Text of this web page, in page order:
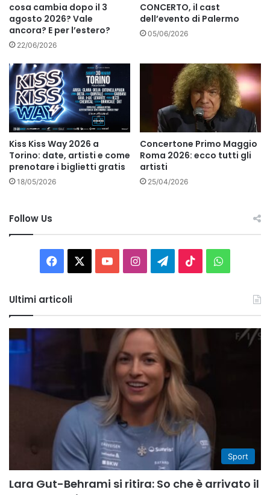
cosa cambia dopo il 3
agosto 2026? Vale
ancora? E per l’estero?
22/06/2026
CONCERTO, il cast
dell’evento di Palermo
05/06/2026
Kiss Kiss Way 2026 a
Torino: date, artisti e come
prenotare i biglietti gratis
18/05/2026
Concertone Primo Maggio
Roma 2026: ecco tutti gli
artisti
25/04/2026
Follow Us
Facebook You InstagramTelegram
TikTok
Ultimi articoli
Sport
Lara Gut-Behrami si ritira: So che è arrivato il